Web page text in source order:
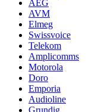
AEG
AVM
Elmeg
Swissvoice
Telekom
Amplicomms
Motorola
Doro
Emporia
Audioline
Grundig